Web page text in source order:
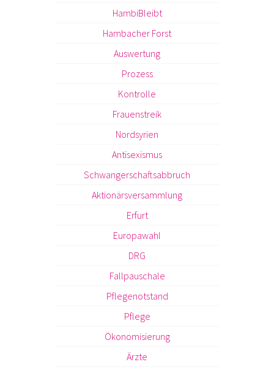
HambiBleibt
Hambacher Forst
Auswertung
Prozess
Kontrolle
Frauenstreik
Nordsyrien
Antisexismus
Schwangerschaftsabbruch
Aktionärsversammlung
Erfurt
Europawahl
DRG
Fallpauschale
Pflegenotstand
Pflege
Ökonomisierung
Ärzte